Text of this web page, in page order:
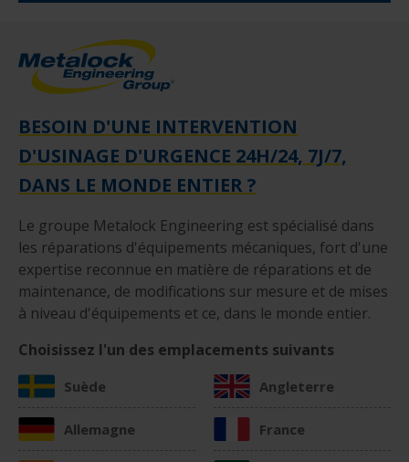
BESOIN D'UNE INTERVENTION
D'USINAGE D'URGENCE 24H/24, 7J/7,
DANS LE MONDE ENTIER ?
Le groupe Metalock Engineering est spécialisé dans
les réparations d'équipements mécaniques, fort d'une
expertise reconnue en matière de réparations et de
maintenance, de modifications sur mesure et de mises
à niveau d'équipements et ce, dans le monde entier.
Choisissez l'un des emplacements suivants
Suède Angleterre
Allemagne France